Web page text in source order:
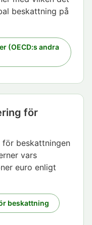
beskattning på
(OECD:s andra
för
beskattningen
vars
euro enligt
beskattning